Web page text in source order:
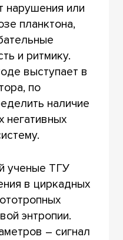
нарушения или
планктона,
и ритмику.
выступает в
по
наличие
негативных
ученые ТГУ
в циркадных
энтропии.
– сигнал